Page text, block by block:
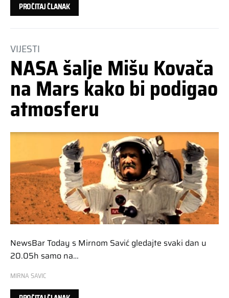
PROČITAJ ČLANAK
VIJESTI
NASA šalje Mišu Kovača
na Mars kako bi podigao
atmosferu
NewsBar Today s Mirnom Savić gledajte svaki dan u
20.05h samo na…
MIRNA SAVIC